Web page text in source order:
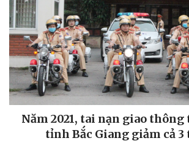
Năm 2021, tai nạn giao thông
tỉnh Bắc Giang giảm cả 3